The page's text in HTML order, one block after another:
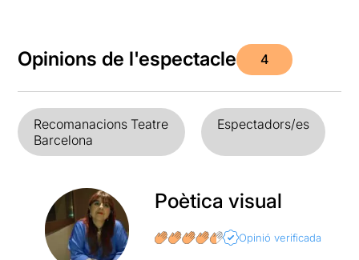
Opinions de l'espectacle 4
Recomanacions Teatre
Barcelona
Espectadors/es
Poètica visual
Opinió verificada